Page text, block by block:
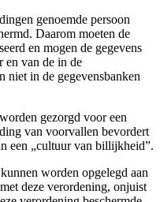
genoemde persoon
Daarom moeten de
en mogen de gegevens
en van de in de
niet in de gegevensbanken
gezorgd voor een
van voorvallen bevordert
een „cultuur van billijkheid”.
worden opgelegd aan
deze verordening, onjuist